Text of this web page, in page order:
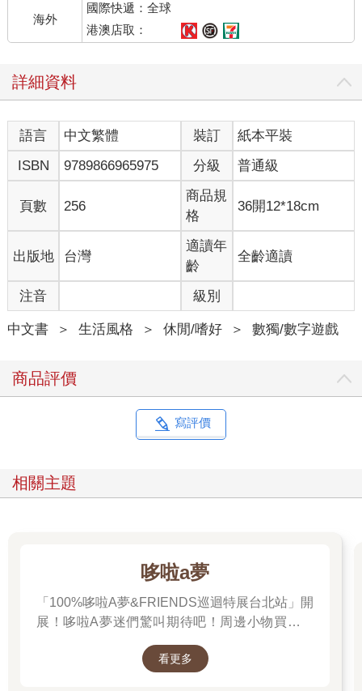
海外
國際快遞：全球
港澳店取：
詳細資料
語言 中文繁體 裝訂
紙本平裝
ISBN
9789866965975 分級 普通級
頁數 256
商品規
格
36開12*18cm
出版地 台灣
適讀年
齡
全齡適讀
注音 級別
中文書 ＞ 生活風格 ＞ 休閒/嗜好 ＞ 數獨/數字遊戲
商品評價
寫評價
相關主題
哆啦a夢
「100%哆啦A夢&FRIENDS巡迴特展台北站」開
展！哆啦A夢迷們驚叫期待吧！周邊小物買起來
看更多